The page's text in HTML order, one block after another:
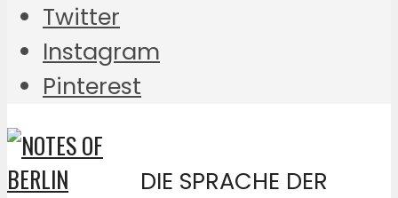
Twitter
Instagram
Pinterest
DIE SPRACHE DER